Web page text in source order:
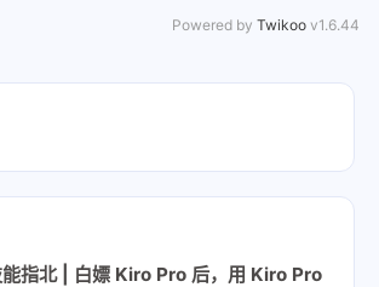
Powered by Twikoo v1.6.44
指北 | 白嫖 Kiro Pro 后，用 Kiro Pro